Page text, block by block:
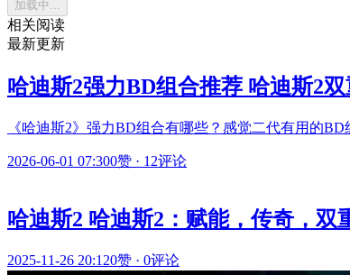
加载中...
相关阅读
最新更新
哈迪斯2强力BD组合推荐 哈迪斯2
《哈迪斯2》强力BD组合有哪些？感觉二代有用的
2026-06-01 07:300赞 · 12评论
哈迪斯2 哈迪斯2：赋能，传奇，双
2025-11-26 20:120赞 · 0评论